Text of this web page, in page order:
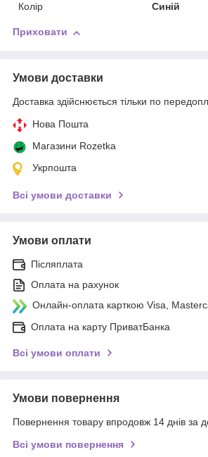
Колір
Синій
Приховати
Умови доставки
Доставка здійснюється тільки по
Нова Пошта
Магазини Rozetka
Укрпошта
Всі умови доставки
Умови оплати
Післяплата
Оплата на рахунок
Онлайн-оплата карткою Visa,
Оплата на карту ПриватБанка
Всі умови оплати
Умови повернення
Повернення товару впродовж 14 днів за
Всі умови повернення